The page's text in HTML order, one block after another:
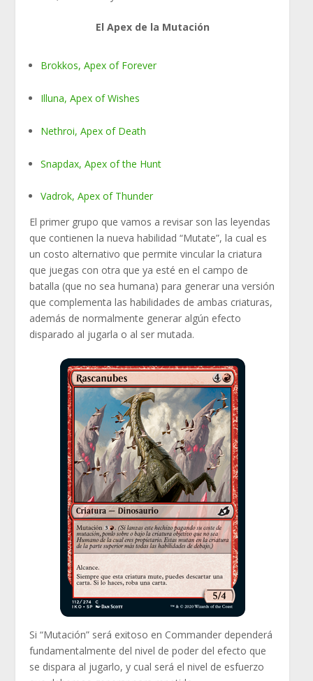
El Apex de la Mutación
Brokkos, Apex of Forever
Illuna, Apex of Wishes
Nethroi, Apex of Death
Snapdax, Apex of the Hunt
Vadrok, Apex of Thunder
El primer grupo que vamos a revisar son las leyendas
que contienen la nueva habilidad “Mutate”, la cual es
un costo alternativo que permite vincular la criatura
que juegas con otra que ya esté en el campo de
batalla (que no sea humana) para generar una versión
que complementa las habilidades de ambas criaturas,
además de normalmente generar algún efecto
disparado al jugarla o al ser mutada.
Si “Mutación” será exitoso en Commander dependerá
fundamentalmente del nivel de poder del efecto que
se dispara al jugarlo, y cual será el nivel de esfuerzo